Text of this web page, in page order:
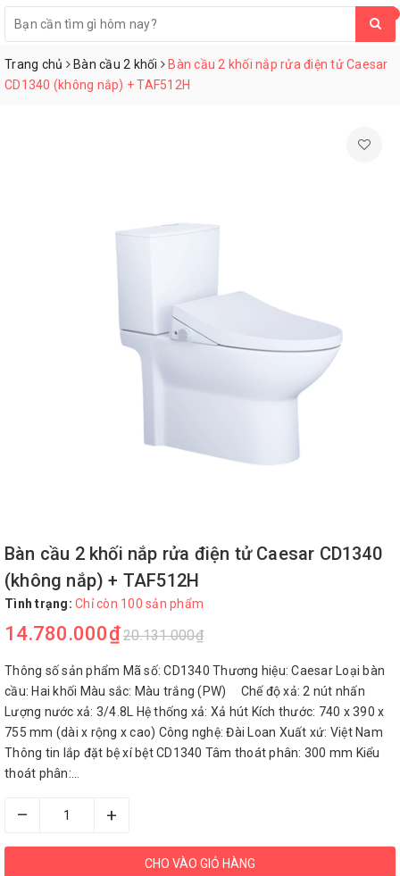
Trang chủ Bàn cầu 2 khối
Bàn cầu 2 khối nắp rửa điện tử Caesar
CD1340 (không nắp) + TAF512H
Bàn cầu 2 khối nắp rửa điện tử Caesar CD1340
(không nắp) + TAF512H
Tình trạng: Chỉ còn 100 sản phẩm
14.780.000₫20.131.000₫
Thông số sản phẩm Mã số: CD1340 Thương hiệu: Caesar Loại bàn
cầu: Hai khối Màu sắc: Màu trắng (PW) Chế độ xả: 2 nút nhấn
Lượng nước xả: 3/4.8L Hệ thống xả: Xả hút Kích thước: 740 x 390 x
755 mm (dài x rộng x cao) Công nghệ: Đài Loan Xuất xứ: Việt Nam
Thông tin lắp đặt bệ xí bệt CD1340 Tâm thoát phân: 300 mm Kiểu
thoát phân:...
– +
CHO VÀO GIỎ HÀNG